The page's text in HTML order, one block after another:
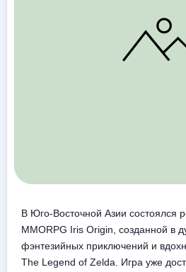
В Юго-Восточной Азии состоялся
MMORPG Iris Origin, созданной в
фэнтезийных приключений и
The Legend of Zelda. Игра уже